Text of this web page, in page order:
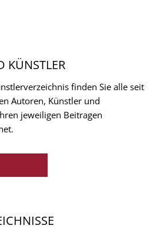
KÜNSTLER
finden Sie alle seit
Autoren, Künstler und
jeweiligen Beitragen